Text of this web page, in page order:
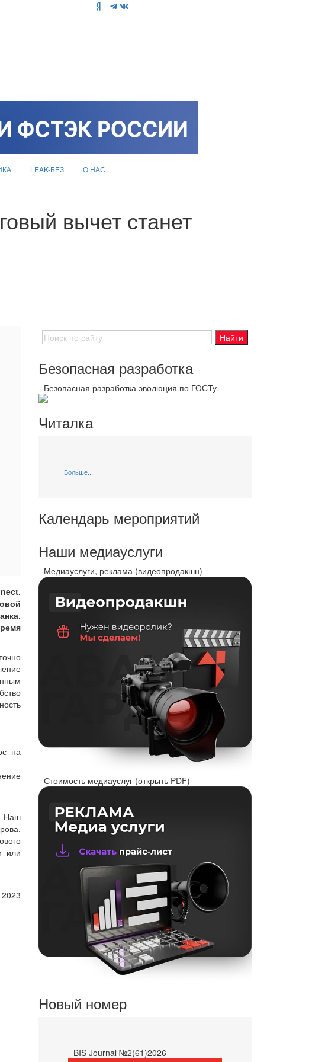
LEAK-БЕЗ О НАС
вычет станет
на
Наш
или
Безопасная разработка
- Безопасная разработка эволюция по ГОСТу -
Читалка
Больше...
Календарь мероприятий
Наши медиауслуги
- Медиауслуги, реклама (видеопродакшн) -
- Стоимость медиауслуг (открыть PDF) -
Новый номер
- BIS Journal №2(61)2026 -